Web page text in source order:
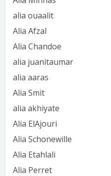
alia ouaalit
Alia Afzal
Alia Chandoe
alia juanitaumar
alia aaras
Alia Smit
alia akhiyate
Alia ElAjouri
Alia Schonewille
Alia Etahlali
Alia Perret